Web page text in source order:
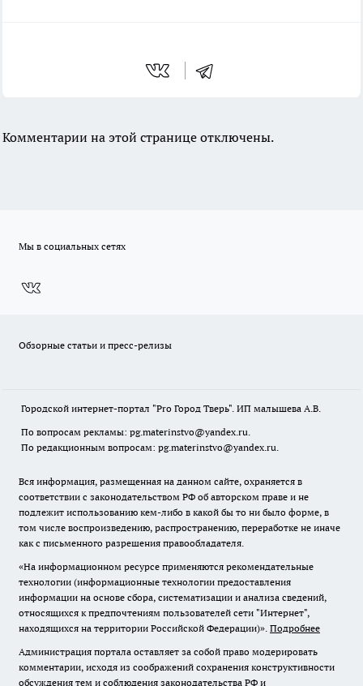
Комментарии на этой странице отключены.
Мы в социальных сетях
Обзорные статьи и пресс-релизы
Городской интернет-портал "Pro Город Тверь". ИП малышева А.В.
По вопросам рекламы: pg.materinstvo@yandex.ru.
По редакционным вопросам: pg.materinstvo@yandex.ru.
Вся информация, размещенная на данном сайте, охраняется в
соответствии с законодательством РФ об авторском праве и не
подлежит использованию кем-либо в какой бы то ни было форме, в
том числе воспроизведению, распространению, переработке не иначе
как с письменного разрешения правообладателя.
«На информационном ресурсе применяются рекомендательные
технологии (информационные технологии предоставления
информации на основе сбора, систематизации и анализа сведений,
относящихся к предпочтениям пользователей сети "Интернет",
находящихся на территории Российской Федерации)». Подробнее
Администрация портала оставляет за собой право модерировать
комментарии, исходя из соображений сохранения конструктивности
обсуждения тем и соблюдения законодательства РФ и